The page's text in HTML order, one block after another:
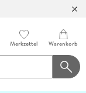
Merkzettel Warenkorb